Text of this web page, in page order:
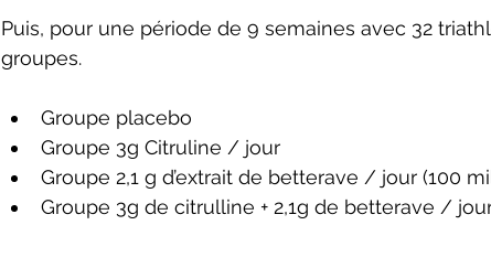
Puis, pour une période de 9 semaines avec 32
groupes.
Groupe placebo
Groupe 3g Citruline / jour
Groupe 2,1 g d’extrait de betterave / jour (100
Groupe 3g de citrulline + 2,1g de betterave /